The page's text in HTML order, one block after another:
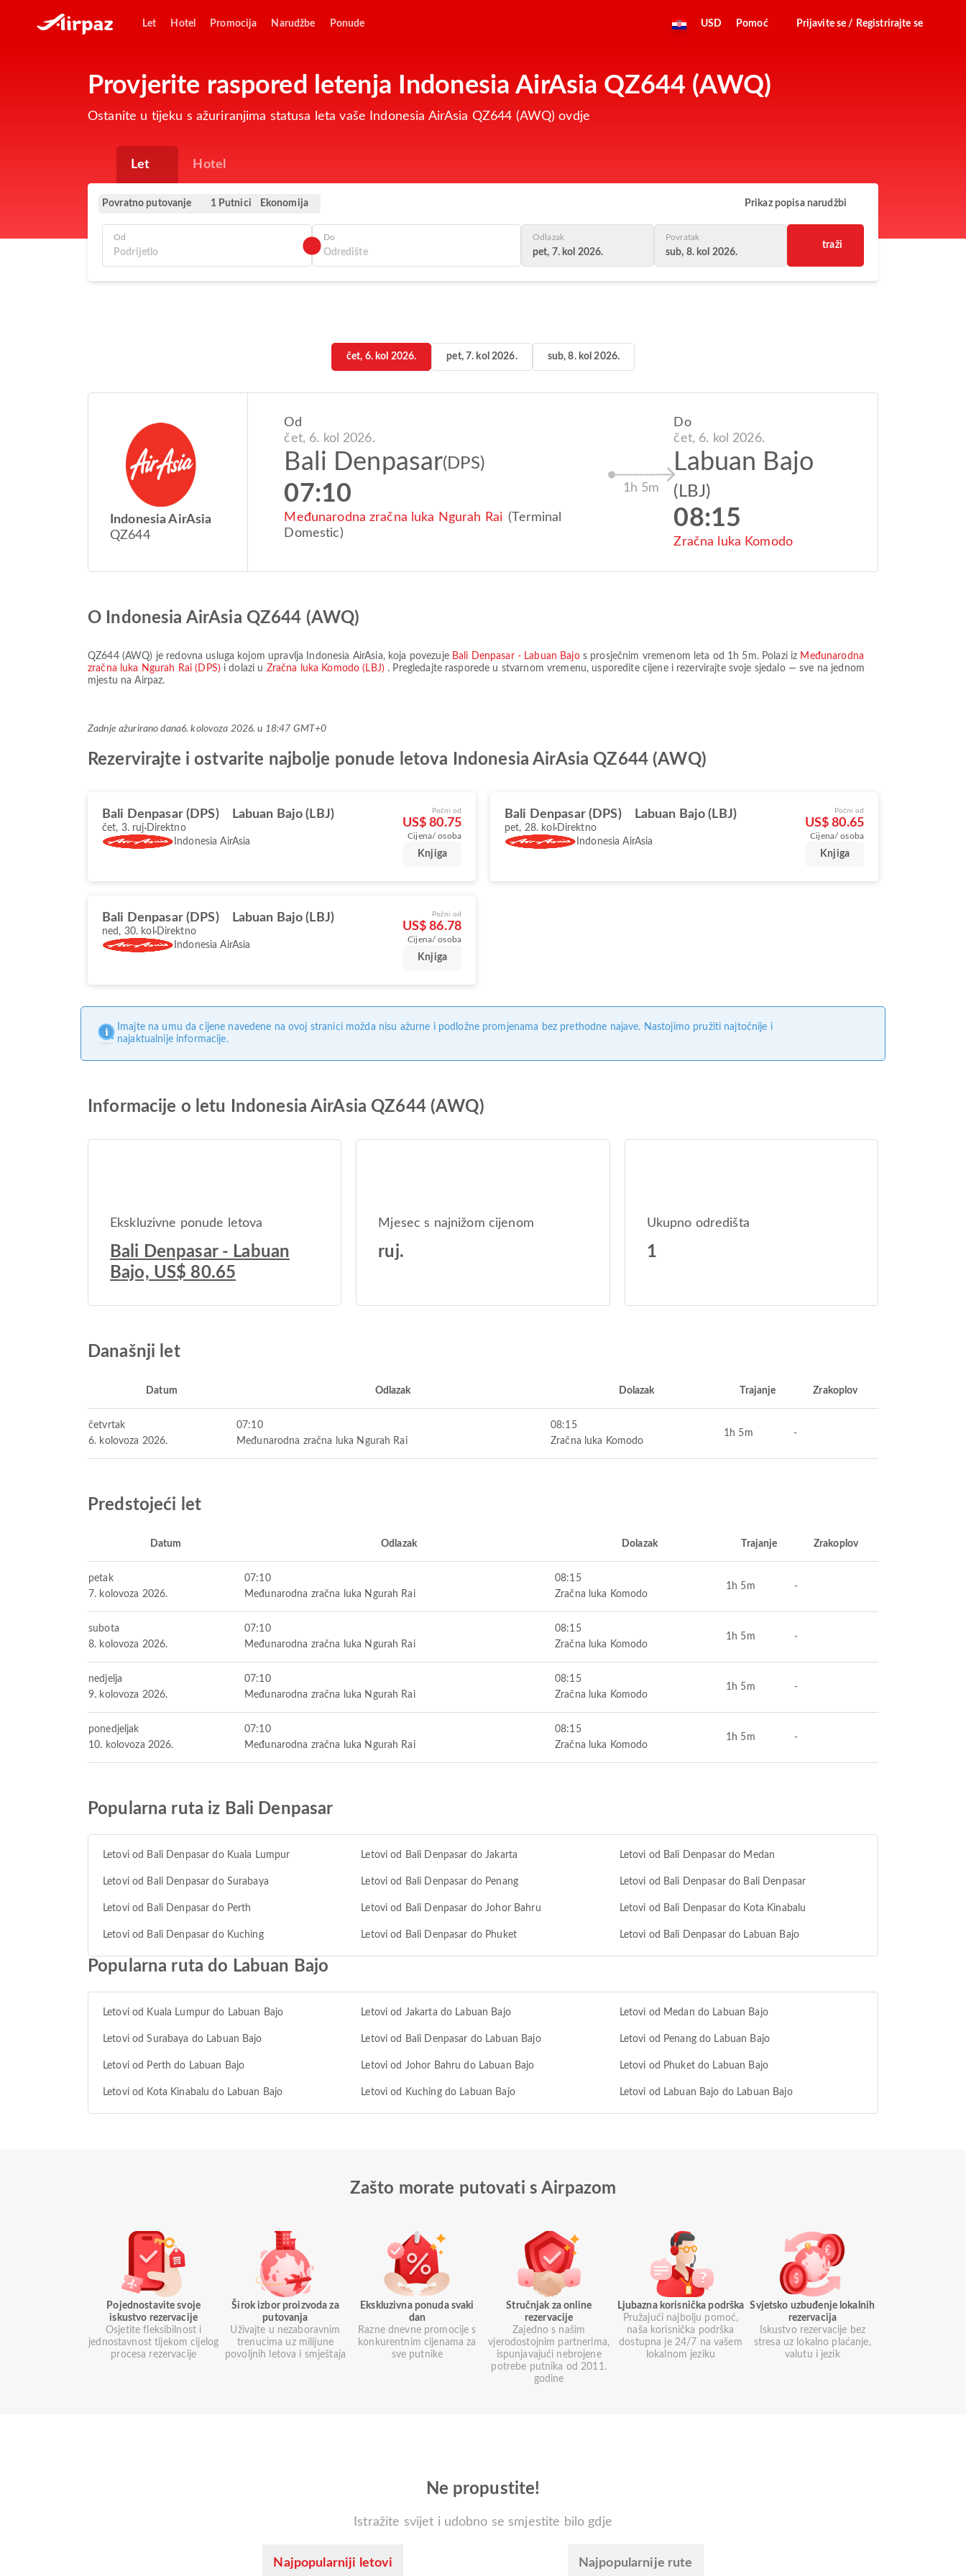
Let Hotel Promocija Narudžbe Ponude USD Pomoć Prijavite se / Registrirajte se
Provjerite raspored letenja Indonesia AirAsia QZ644 (AWQ)
Ostanite u tijeku s ažuriranjima statusa leta vaše Indonesia AirAsia QZ644 (AWQ) ovdje
Let Hotel
Povratno putovanje 1 Putnici Ekonomija Prikaz popisa narudžbi
Od Do Odlazak
pet, 7. kol 2026.
Povratak
sub, 8. kol 2026.
traži
čet, 6. kol 2026. pet, 7. kol 2026. sub, 8. kol 2026.
Indonesia AirAsia
QZ644
Od
čet, 6. kol 2026.
Bali Denpasar(DPS)
07:10
Međunarodna zračna luka Ngurah Rai (Terminal
Domestic)
1h 5m
Do
čet, 6. kol 2026.
Labuan Bajo
(LBJ)
08:15
Zračna luka Komodo
O Indonesia AirAsia QZ644 (AWQ)
QZ644(AWQ) je redovna usluga kojom upravlja Indonesia AirAsia, koja povezuje Bali Denpasar - Labuan Bajos prosječnim vremenom leta od 1h 5m. Polazi iz Međunarodna
zračna luka Ngurah Rai (DPS) i dolazi u Zračna luka Komodo (LBJ) . Pregledajte rasporede u stvarnom vremenu, usporedite cijene i rezervirajte svoje sjedalo — sve na jednom
mjestu na Airpaz.
Zadnje ažurirano dana6. kolovoza 2026. u 18:47 GMT+0
Rezervirajte i ostvarite najbolje ponude letova Indonesia AirAsia QZ644 (AWQ)
Bali Denpasar (DPS) Labuan Bajo (LBJ)
čet, 3. ruj Direktno
Indonesia AirAsia
Počni od
US$ 80.75
Cijena/ osoba
Knjiga
Bali Denpasar (DPS) Labuan Bajo (LBJ)
pet, 28. kol Direktno
Indonesia AirAsia
Počni od
US$ 80.65
Cijena/ osoba
Knjiga
Bali Denpasar (DPS) Labuan Bajo (LBJ)
ned, 30. kol Direktno
Indonesia AirAsia
Počni od
US$ 86.78
Cijena/ osoba
Knjiga
Imajte na umu da cijene navedene na ovoj stranici možda nisu ažurne i podložne promjenama bez prethodne najave. Nastojimo pružiti najtočnije i
najaktualnije informacije.
Informacije o letu Indonesia AirAsia QZ644 (AWQ)
Ekskluzivne ponude letova
Bali Denpasar - Labuan
Bajo, US$ 80.65
Mjesec s najnižom cijenom
ruj.
Ukupno odredišta
1
Današnji let
Datum Odlazak Dolazak Trajanje Zrakoplov
četvrtak
6. kolovoza 2026.
07:10
Međunarodna zračna luka Ngurah Rai
08:15
Zračna luka Komodo
1h 5m -
Predstojeći let
Datum Odlazak Dolazak Trajanje Zrakoplov
petak
7. kolovoza 2026.
07:10
Međunarodna zračna luka Ngurah Rai
08:15
Zračna luka Komodo
1h 5m -
subota
8. kolovoza 2026.
07:10
Međunarodna zračna luka Ngurah Rai
08:15
Zračna luka Komodo
1h 5m -
nedjelja
9. kolovoza 2026.
07:10
Međunarodna zračna luka Ngurah Rai
08:15
Zračna luka Komodo
1h 5m -
ponedjeljak
10. kolovoza 2026.
07:10
Međunarodna zračna luka Ngurah Rai
08:15
Zračna luka Komodo
1h 5m -
Popularna ruta iz Bali Denpasar
Letovi od Bali Denpasar do Kuala Lumpur Letovi od Bali Denpasar do Jakarta Letovi od Bali Denpasar do Medan
Letovi od Bali Denpasar do Surabaya Letovi od Bali Denpasar do Penang Letovi od Bali Denpasar do Bali Denpasar
Letovi od Bali Denpasar do Perth Letovi od Bali Denpasar do Johor Bahru Letovi od Bali Denpasar do Kota Kinabalu
Letovi od Bali Denpasar do Kuching Letovi od Bali Denpasar do Phuket Letovi od Bali Denpasar do Labuan Bajo
Popularna ruta do Labuan Bajo
Letovi od Kuala Lumpur do Labuan Bajo Letovi od Jakarta do Labuan Bajo Letovi od Medan do Labuan Bajo
Letovi od Surabaya do Labuan Bajo Letovi od Bali Denpasar do Labuan Bajo Letovi od Penang do Labuan Bajo
Letovi od Perth do Labuan Bajo Letovi od Johor Bahru do Labuan Bajo Letovi od Phuket do Labuan Bajo
Letovi od Kota Kinabalu do Labuan Bajo Letovi od Kuching do Labuan Bajo Letovi od Labuan Bajo do Labuan Bajo
Zašto morate putovati s Airpazom
Pojednostavite svoje
iskustvo rezervacije
Osjetite fleksibilnost i
jednostavnost tijekom cijelog
procesa rezervacije
Širok izbor proizvoda za
putovanja
Uživajte u nezaboravnim
trenucima uz milijune
povoljnih letova i smještaja
Ekskluzivna ponuda svaki
dan
Razne dnevne promocije s
konkurentnim cijenama za
sve putnike
Stručnjak za online
rezervacije
Zajedno s našim
vjerodostojnim partnerima,
ispunjavajući nebrojene
potrebe putnika od 2011.
godine
Ljubazna korisnička podrška
Pružajući najbolju pomoć,
naša korisnička podrška
dostupna je 24/7 na vašem
lokalnom jeziku
Svjetsko uzbuđenje lokalnih
rezervacija
Iskustvo rezervacije bez
stresa uz lokalno plaćanje,
valutu i jezik
Ne propustite!
Istražite svijet i udobno se smjestite bilo gdje
Najpopularniji letovi Najpopularnije rute